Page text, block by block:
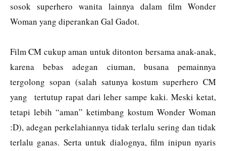
sosok superhero wanita lainnya dalam film Wonder
Woman yang diperankan Gal Gadot.
Film CM cukup aman untuk ditonton bersama anak-anak,
karena bebas adegan ciuman, busana pemainnya
tergolong sopan (salah satunya kostum superhero CM
yang tertutup rapat dari leher sampe kaki. Meski ketat,
tetapi lebih “aman” ketimbang kostum Wonder Woman
:D), adegan perkelahiannya tidak terlalu sering dan tidak
terlalu ganas. Serta untuk dialognya, film inipun nyaris